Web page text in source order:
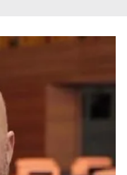
ait çerezler
çeşitli kişisel
çerezler bilgi
daha işlevsel
yönelik
amaçlarıyla